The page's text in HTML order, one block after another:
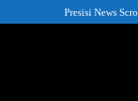
ke
Presisi News